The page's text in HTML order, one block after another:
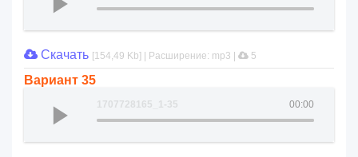
Скачать [154,49 Kb] | Расширение: mp3 | 5
Вариант 35
00:00
1707728165_1-35